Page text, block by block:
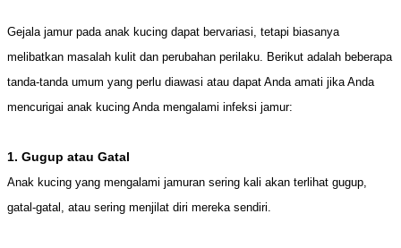
Gejala jamur pada anak kucing dapat bervariasi, tetapi biasanya
melibatkan masalah kulit dan perubahan perilaku. Berikut adalah beberapa
tanda-tanda umum yang perlu diawasi atau dapat Anda amati jika Anda
mencurigai anak kucing Anda mengalami infeksi jamur:
1. Gugup atau Gatal
Anak kucing yang mengalami jamuran sering kali akan terlihat gugup,
gatal-gatal, atau sering menjilat diri mereka sendiri.